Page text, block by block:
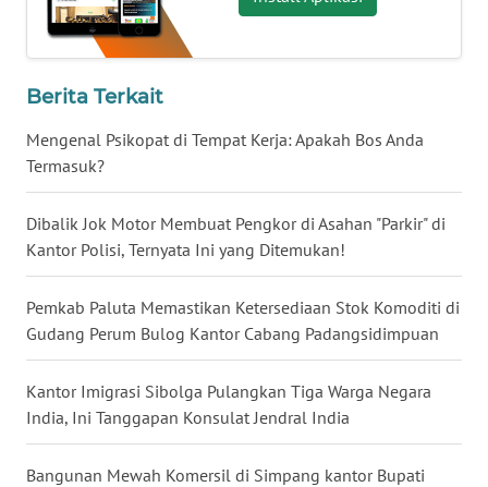
Berita Terkait
Mengenal Psikopat di Tempat Kerja: Apakah Bos Anda
Termasuk?
Dibalik Jok Motor Membuat Pengkor di Asahan "Parkir" di
Kantor Polisi, Ternyata Ini yang Ditemukan!
Pemkab Paluta Memastikan Ketersediaan Stok Komoditi di
Gudang Perum Bulog Kantor Cabang Padangsidimpuan
Kantor Imigrasi Sibolga Pulangkan Tiga Warga Negara
India, Ini Tanggapan Konsulat Jendral India
Bangunan Mewah Komersil di Simpang kantor Bupati
GORONTALO
SULUT
WN
WN
WN
DAIRI
WN
DANAU
TOBA